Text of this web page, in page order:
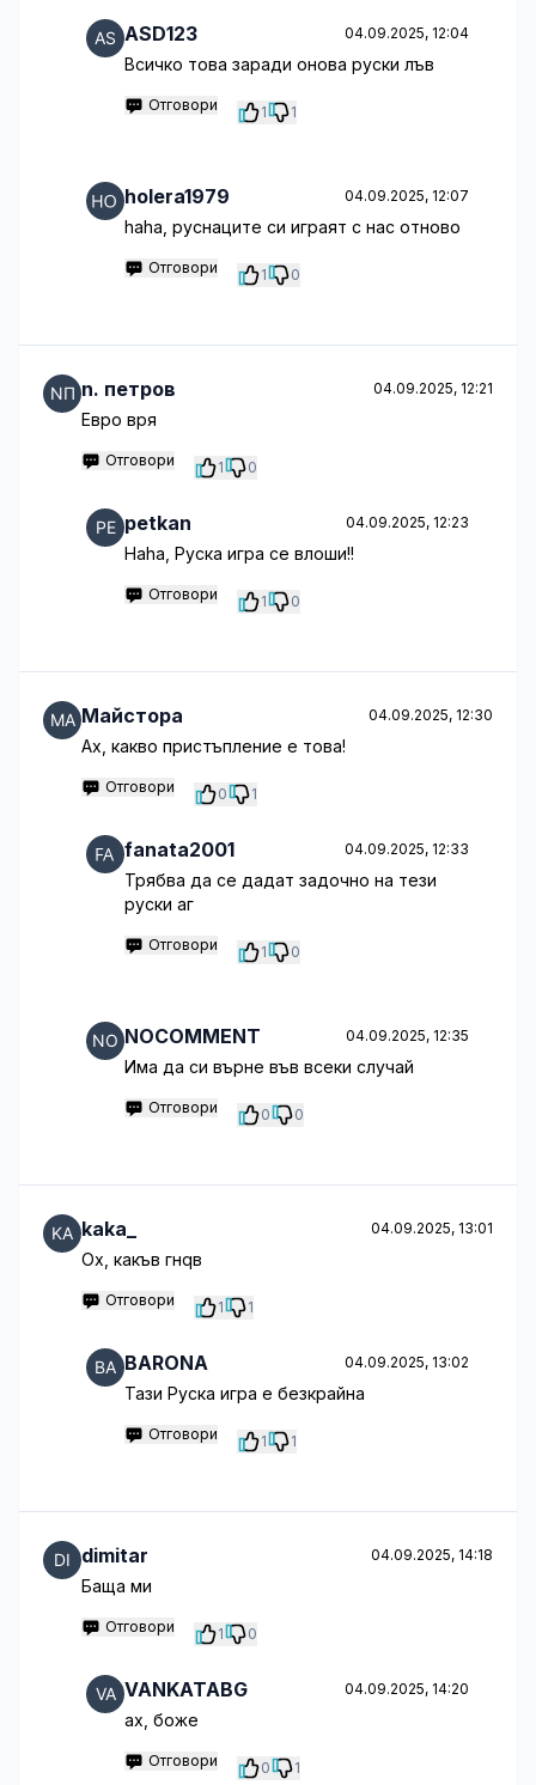
ASD123 04.09.2025, 12:04
Всичко това заради онова руски лъв
Отговори 1 1
holera1979 04.09.2025, 12:07
haha, руснаците си играят с нас отново
Отговори 1 0
n. петров 04.09.2025, 12:21
Евро вря
Отговори 1 0
petkan 04.09.2025, 12:23
Haha, Руска игра се влоши!!
Отговори 1 0
Майстора 04.09.2025, 12:30
Ах, какво пристъпление е това!
Отговори 0 1
fanata2001 04.09.2025, 12:33
Трябва да се дадат задочно на тези
руски аг
Отговори 1 0
NOCOMMENT 04.09.2025, 12:35
Има да си върне във всеки случай
Отговори 0 0
kaka_ 04.09.2025, 13:01
Ох, какъв гнqв
Отговори 1 1
BARONA 04.09.2025, 13:02
Тази Руска игра е безкрайна
Отговори 1 1
dimitar 04.09.2025, 14:18
Баща ми
Отговори 1 0
VANKATABG 04.09.2025, 14:20
aх, боже
Отговори 0 1